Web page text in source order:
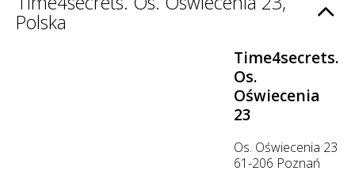
Polska
Time4secrets.
Os.
Oświecenia
23
Os. Oświecenia 23
61-206 Poznań